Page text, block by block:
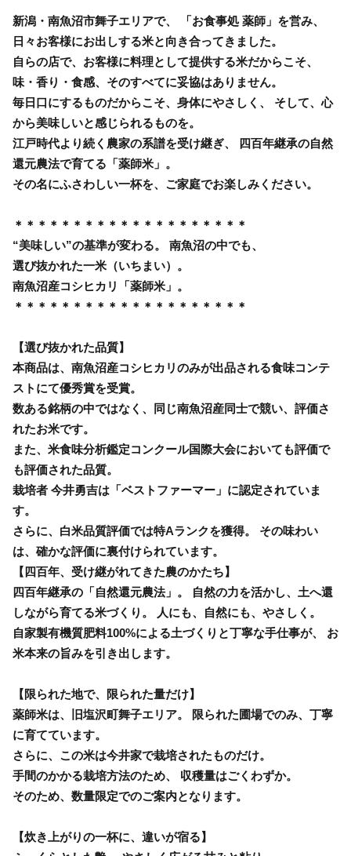
新潟・南魚沼市舞子エリアで、 「お食事処 薬師」を営み、
日々お客様にお出しする米と向き合ってきました。
自らの店で、お客様に料理として提供する米だからこそ、
味・香り・食感、そのすべてに妥協はありません。
毎日口にするものだからこそ、身体にやさしく、 そして、心
から美味しいと感じられるものを。
江戸時代より続く農家の系譜を受け継ぎ、 四百年継承の自然
還元農法で育てる「薬師米」。
その名にふさわしい一杯を、ご家庭でお楽しみください。
＊＊＊＊＊＊＊＊＊＊＊＊＊＊＊＊＊＊＊＊
“美味しい”の基準が変わる。 南魚沼の中でも、
選び抜かれた一米（いちまい）。
南魚沼産コシヒカリ「薬師米」。
＊＊＊＊＊＊＊＊＊＊＊＊＊＊＊＊＊＊＊＊
【選び抜かれた品質】
本商品は、南魚沼産コシヒカリのみが出品される食味コンテ
ストにて優秀賞を受賞。
数ある銘柄の中ではなく、同じ南魚沼産同士で競い、評価さ
れたお米です。
また、米食味分析鑑定コンクール国際大会においても評価で
も評価された品質。
栽培者 今井勇吉は「ベストファーマー」に認定されていま
す。
さらに、白米品質評価では特Aランクを獲得。 その味わい
は、確かな評価に裏付けられています。
【四百年、受け継がれてきた農のかたち】
四百年継承の「自然還元農法」。 自然の力を活かし、土へ還
しながら育てる米づくり。 人にも、自然にも、やさしく。
自家製有機質肥料100%による土づくりと丁寧な手仕事が、 お
米本来の旨みを引き出します。
【限られた地で、限られた量だけ】
薬師米は、旧塩沢町舞子エリア。 限られた圃場でのみ、丁寧
に育てています。
さらに、この米は今井家で栽培されたものだけ。
手間のかかる栽培方法のため、 収穫量はごくわずか。
そのため、数量限定でのご案内となります。
【炊き上がりの一杯に、違いが宿る】